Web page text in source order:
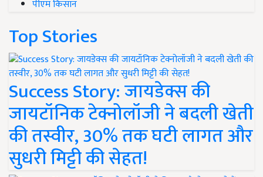
पीएम किसान
Top Stories
Success Story: जायडेक्स की
जायटॉनिक टेक्नोलॉजी ने बदली खेती
की तस्वीर, 30% तक घटी लागत और
सुधरी मिट्टी की सेहत!